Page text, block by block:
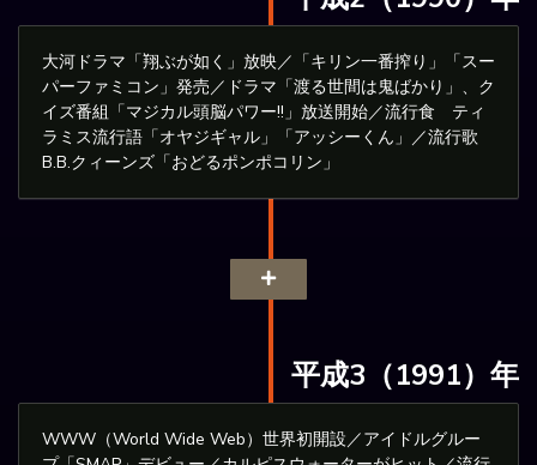
大河ドラマ「翔ぶが如く」放映／「キリン一番搾り」「スー
パーファミコン」発売／ドラマ「渡る世間は鬼ばかり」、ク
イズ番組「マジカル頭脳パワー!!」放送開始／流行食 ティ
ラミス流行語「オヤジギャル」「アッシーくん」／流行歌
B.B.クィーンズ「おどるポンポコリン」
平成3（1991）年
WWW（World Wide Web）世界初開設／アイドルグルー